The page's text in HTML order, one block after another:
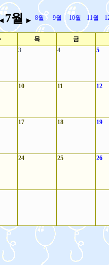
7월 ▶ 8월 9월 10월 11월
목
금
3 4 5
10 11 12
17 18 19
24 25 26